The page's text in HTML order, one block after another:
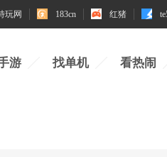
玩网 183cn 红猪
游 找单机 看热闹